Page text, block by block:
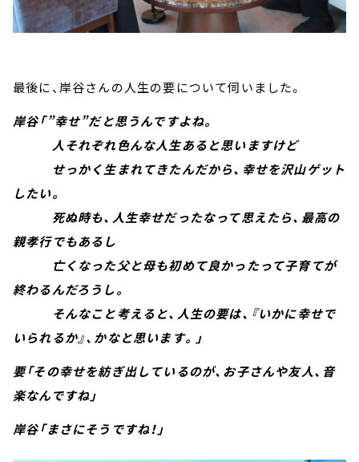
最後に、岸谷さんの人生の要について伺いました。
岸谷「”幸せ”だと思うんですよね。
人それぞれ色んな人生あると思いますけど
せっかく生まれてきたんだから、幸せを沢山ゲット
したい。
死ぬ時も、人生幸せだったなって思えたら、最高の
親孝行でもあるし
亡くなった父と母も初めて良かったって子育てが
終わるんだろうし。
そんなこと考えると、人生の要は、『いかに幸せで
いられるか』、かなと思います。」
要「その幸せを紡ぎ出しているのが、お子さんや友人、音
楽なんですね」
岸谷「まさにそうですね！」